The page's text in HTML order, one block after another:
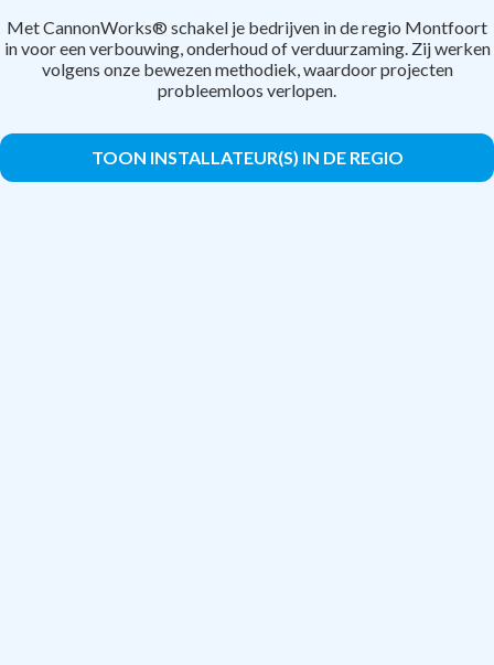
Met CannonWorks® schakel je bedrijven in de regio Montfoort
in voor een verbouwing, onderhoud of verduurzaming. Zij werken
volgens onze bewezen methodiek, waardoor projecten
probleemloos verlopen.
TOON INSTALLATEUR(S) IN DE REGIO